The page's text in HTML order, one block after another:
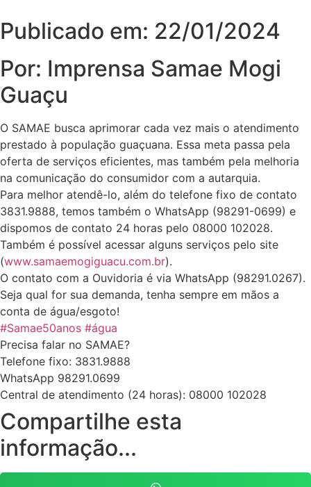
Publicado em: 22/01/2024
Por: Imprensa Samae Mogi
Guaçu
O SAMAE busca aprimorar cada vez mais o atendimento
prestado à população guaçuana. Essa meta passa pela
oferta de serviços eficientes, mas também pela melhoria
na comunicação do consumidor com a autarquia.
Para melhor atendê-lo, além do telefone fixo de contato
3831.9888, temos também o WhatsApp (98291-0699) e
dispomos de contato 24 horas pelo 08000 102028.
Também é possível acessar alguns serviços pelo site
(www.samaemogiguacu.com.br).
O contato com a Ouvidoria é via WhatsApp (98291.0267).
Seja qual for sua demanda, tenha sempre em mãos a
conta de água/esgoto!
#Samae50anos #água
Precisa falar no SAMAE?
Telefone fixo: 3831.9888
WhatsApp 98291.0699
Central de atendimento (24 horas): 08000 102028
Compartilhe esta
informação...